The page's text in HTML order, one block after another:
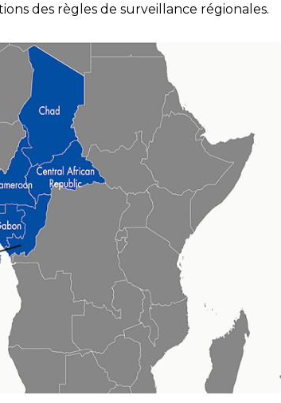
des règles de surveillance régionales.